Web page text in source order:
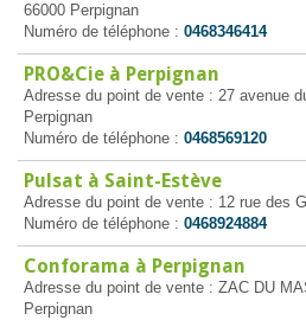
66000 Perpignan
Numéro de téléphone : 0468346414
PRO&Cie à Perpignan
Adresse du point de vente : 27 avenue
Perpignan
Numéro de téléphone : 0468569120
Pulsat à Saint-Estève
Adresse du point de vente : 12 rue des
Numéro de téléphone : 0468924884
Conforama à Perpignan
Adresse du point de vente : ZAC DU
Perpignan